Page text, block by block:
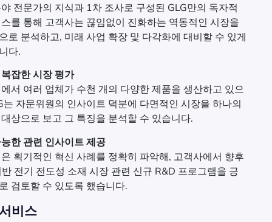
전문가의 지식과 1차 조사로 구성된 GLG만의 독자적
를 통해 고객사는 끊임없이 진화하는 역동적인 시장을
로 분석하고, 미래 사업 확장 및 다각화에 대비할 수 있게
다.
잡한 시장 평가
서 여러 업체가 수천 개의 다양한 제품을 생산하고 있으
는 자문위원의 인사이트 덕분에 다면적인 시장을 하나의
상으로 보고 그 특징을 분석할 수 있습니다.
한 관련 인사이트 제공
획기적인 혁신 사례를 정확히 파악해, 고객사에서 향후
전기 전도성 소재 시장 관련 신규 R&D 프로그램을 긍
검토할 수 있도록 했습니다.
비스